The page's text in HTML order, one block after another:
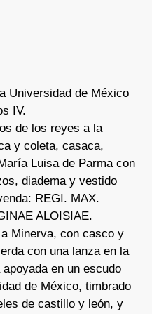
Universidad de México
IV.
de los reyes a la
y coleta, casaca,
Luisa de Parma con
diadema y vestido
REGI. MAX.
ALOISIAE.
Minerva, con casco y
con una lanza en la
en un escudo
de México, timbrado
de castillo y león, y